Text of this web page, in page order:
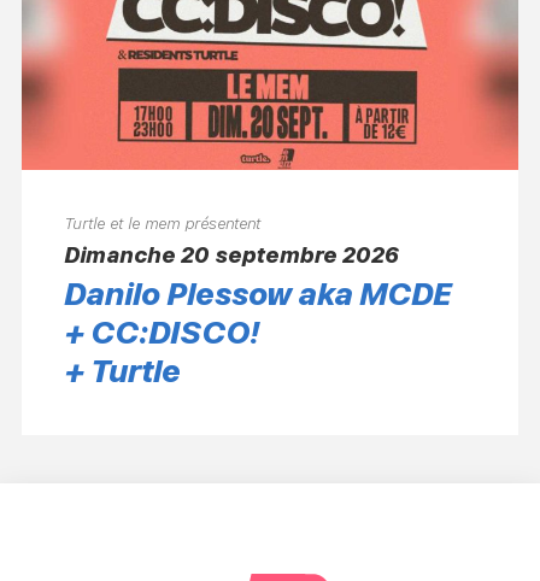
Turtle et le mem présentent
dimanche 20 septembre 2026
Danilo Plessow aka MCDE
+ CC:DISCO!
+ Turtle